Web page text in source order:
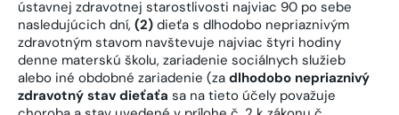
ústavnej zdravotnej starostlivosti najviac 90 po sebe
nasledujúcich dní, (2) dieťa s dlhodobo nepriaznivým
zdravotným stavom navštevuje najviac štyri hodiny
denne materskú školu, zariadenie sociálnych služieb
alebo iné obdobné zariadenie (za dlhodobo nepriaznivý
zdravotný stav dieťaťa sa na tieto účely považuje